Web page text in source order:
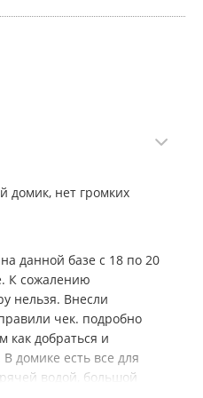
домик, нет громких
данной базе с 18 по 20
К сожалению
нельзя. Внесли
чек. подробно
как добраться и
домике есть все для
водой, большой